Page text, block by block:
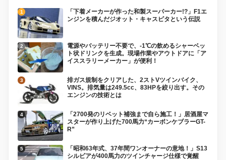
「下着メーカーが作った和製スーパーカー!?」F1エ
ンジンを積んだジオット・キャスピタという伝説
電源やバッテリー不要で、-1℃の飲めるシャーベッ
ト状ドリンクを生成。現場作業やアウトドアに「ア
イススラリーメーカー」が便利！
排ガス規制をクリアした、2ストVツインバイク、
VINS。排気量は249.5cc、83HPを絞り出す。その
エンジンの技術とは
「2700発のリベット補強まで自ら施工！」居酒屋マ
スターが作り上げた700馬力“カーボンケブラーGT-
R”
「昭和63年式、37年間ワンオーナーの意地！」S13
シルビアが400馬力のツインチャージ仕様で覚醒